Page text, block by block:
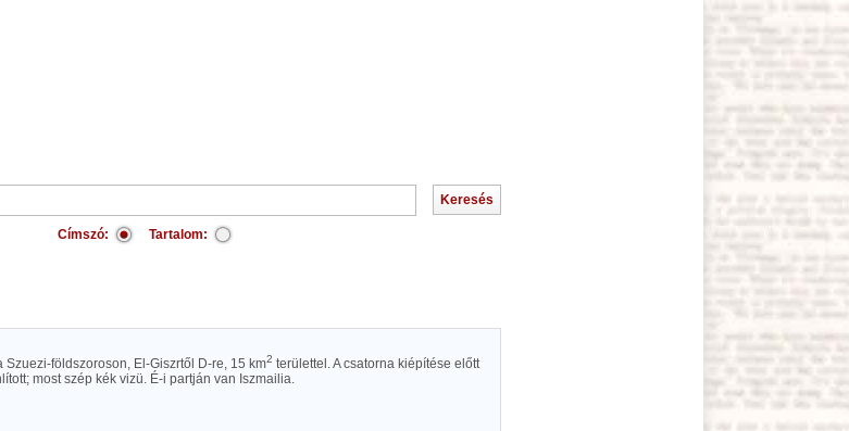
Címszó: Tartalom:
földszoroson, El-Giszrtől D-re, 15 km2 területtel. A csatorna kiépítése előtt
most szép kék vizü. É-i partján van Iszmailia.